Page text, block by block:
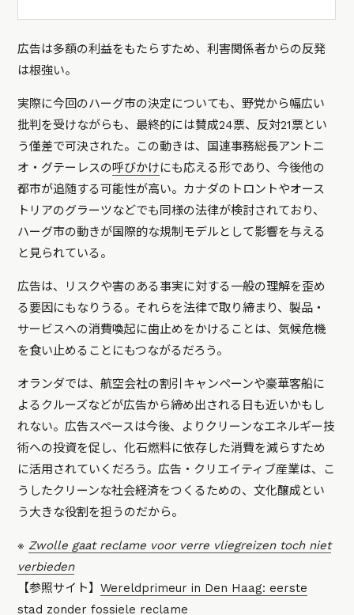
広告は多額の利益をもたらすため、利害関係者からの反発
は根強い。
実際に今回のハーグ市の決定についても、野党から幅広い
批判を受けながらも、最終的には賛成24票、反対21票とい
う僅差で可決された。この動きは、国連事務総長アントニ
オ・グテーレスの呼びかけにも応える形であり、今後他の
都市が追随する可能性が高い。カナダのトロントやオース
トリアのグラーツなどでも同様の法律が検討されており、
ハーグ市の動きが国際的な規制モデルとして影響を与える
と見られている。
広告は、リスクや害のある事実に対する一般の理解を歪め
る要因にもなりうる。それらを法律で取り締まり、製品・
サービスへの消費喚起に歯止めをかけることは、気候危機
を食い止めることにもつながるだろう。
オランダでは、航空会社の割引キャンペーンや豪華客船に
よるクルーズなどが広告から締め出される日も近いかもし
れない。広告スペースは今後、よりクリーンなエネルギー技
術への投資を促し、化石燃料に依存した消費を減らすため
に活用されていくだろう。広告・クリエイティブ産業は、こ
うしたクリーンな社会経済をつくるための、文化醸成とい
う大きな役割を担うのだから。
※ Zwolle gaat reclame voor verre vliegreizen toch niet
verbieden
【参照サイト】Wereldprimeur in Den Haag: eerste
stad zonder fossiele reclame